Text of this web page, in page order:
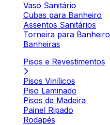
Vaso Sanitário
Cubas para Banheiro
Assentos Sanitários
Torneira para Banheiro
Banheiras
Pisos e Revestimentos
Pisos Vinílicos
Piso Laminado
Pisos de Madeira
Painel Ripado
Rodapés